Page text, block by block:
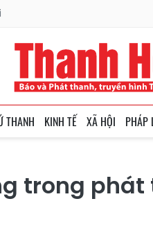
THANH KINH TẾ XÃ HỘI PHÁP
trong